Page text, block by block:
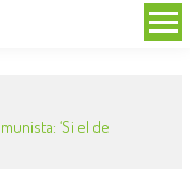
‘Si el de